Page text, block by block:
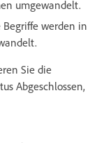
umgewandelt.
Begriffe werden in
Sie die
Abgeschlossen,